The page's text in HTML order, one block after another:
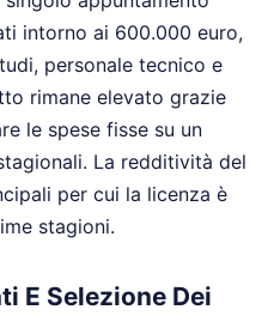
intorno ai 600.000 euro,
personale tecnico e
rimane elevato grazie
le spese fisse su un
La redditività del
per cui la licenza è
stagioni.
E Selezione Dei